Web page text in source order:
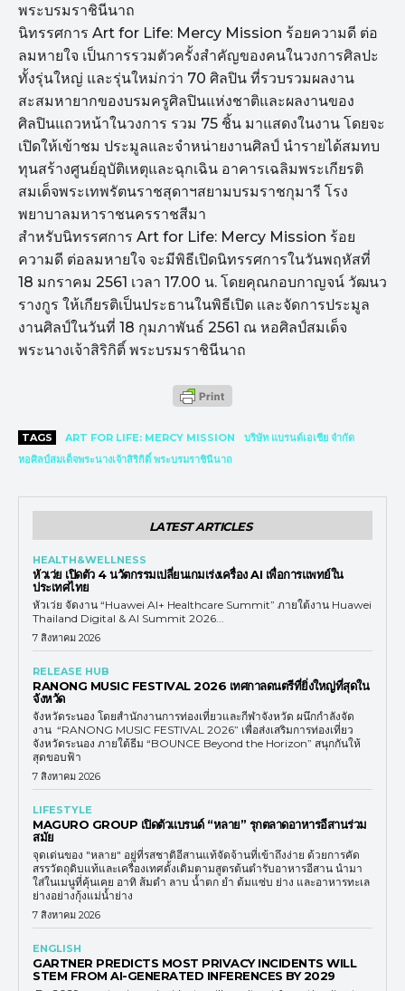
พระบรมราชินีนาถ
นิทรรศการ Art for Life: Mercy Mission ร้อยความดี ต่อ
ลมหายใจ เป็นการรวมตัวครั้งสำคัญของคนในวงการศิลปะ
ทั้งรุ่นใหญ่ และรุ่นใหม่กว่า 70 ศิลปิน ที่รวบรวมผลงาน
สะสมหายากของบรมครูศิลปินแห่งชาติและผลงานของ
ศิลปินแถวหน้าในวงการ รวม 75 ชิ้น มาแสดงในงาน โดยจะ
เปิดให้เข้าชม ประมูลและจำหน่ายงานศิลป์ นำรายได้สมทบ
ทุนสร้างศูนย์อุบัติเหตุและฉุกเฉิน อาคารเฉลิมพระเกียรติ
สมเด็จพระเทพรัตนราชสุดาฯสยามบรมราชกุมารี โรง
พยาบาลมหาราชนครราชสีมา
สำหรับนิทรรศการ Art for Life: Mercy Mission ร้อย
ความดี ต่อลมหายใจ จะมีพิธีเปิดนิทรรศการในวันพฤหัสที่
18 มกราคม 2561 เวลา 17.00 น. โดยคุณกอบกาญจน์ วัฒนว
รางกูร ให้เกียรติเป็นประธานในพิธีเปิด และจัดการประมูล
งานศิลป์ในวันที่ 18 กุมภาพันธ์ 2561 ณ หอศิลป์สมเด็จ
พระนางเจ้าสิริกิติ์ พระบรมราชินีนาถ
TAGS ART FOR LIFE: MERCY MISSION
บริษัท แบรนด์เอเชีย จำกัด
หอศิลป์สมเด็จพระนางเจ้าสิริกิติ์ พระบรมราชินีนาถ
LATEST ARTICLES
HEALTH&WELLNESS
หัวเว่ย เปิดตัว 4 นวัตกรรมเปลี่ยนเกมเร่งเครื่อง AI เพื่อการแพทย์ใน
ประเทศไทย
หัวเว่ย จัดงาน “Huawei AI+ Healthcare Summit” ภายใต้งาน Huawei
Thailand Digital & AI Summit 2026...
7 สิงหาคม 2026
RELEASE HUB
RANONG MUSIC FESTIVAL 2026 เทศกาลดนตรีที่ยิ่งใหญ่ที่สุดใน
จังหวัด
จังหวัดระนอง โดยสำนักงานการท่องเที่ยวและกีฬาจังหวัด ผนึกกำลังจัด
งาน “RANONG MUSIC FESTIVAL 2026” เพื่อส่งเสริมการท่องเที่ยว
จังหวัดระนอง ภายใต้ธีม “BOUNCE Beyond the Horizon” สนุกกันให้
สุดขอบฟ้า
7 สิงหาคม 2026
LIFESTYLE
MAGURO GROUP เปิดตัวแบรนด์ “หลาย” รุกตลาดอาหารอีสานร่วม
สมัย
จุดเด่นของ "หลาย" อยู่ที่รสชาติอีสานแท้จัดจ้านที่เข้าถึงง่าย ด้วยการคัด
สรรวัตถุดิบแท้และเครื่องเทศดั้งเดิมตามสูตรต้นตำรับอาหารอีสาน นำมา
ใส่ในเมนูที่คุ้นเคย อาทิ ส้มตำ ลาบ น้ำตก ยำ ต้มแซ่บ ย่าง และอาหารทะเล
ย่างอย่างกุ้งแม่น้ำย่าง
7 สิงหาคม 2026
ENGLISH
GARTNER PREDICTS MOST PRIVACY INCIDENTS WILL
STEM FROM AI-GENERATED INFERENCES BY 2029